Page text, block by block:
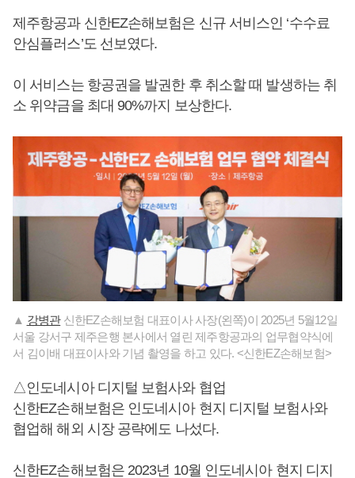
제주항공과 신한EZ손해보험은 신규 서비스인 ‘수수료
안심플러스’도 선보였다.
이 서비스는 항공권을 발권한 후 취소할 때 발생하는 취
소 위약금을 최대 90%까지 보상한다.
▲ 강병관신한EZ손해보험 대표이사 사장(왼쪽)이 2025년 5월12일
서울 강서구 제주은행 본사에서 열린 제주항공과의 업무협약식에
서 김이배 대표이사와 기념 촬영을 하고 있다. <신한EZ손해보험>
​△인도네시아 디지털 보험사와 협업
신한EZ손해보험은 인도네시아 현지 디지털 보험사와
협업해 해외 시장 공략에도 나섰다.
신한EZ손해보험은 2023년 10월 인도네시아 현지 디지